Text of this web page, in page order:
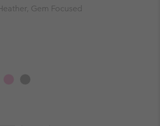
Gem Focused